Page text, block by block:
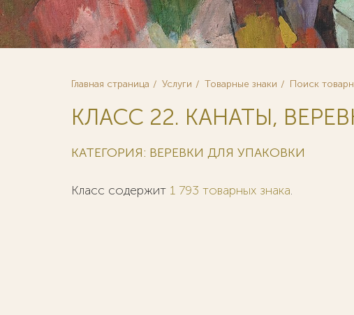
Главная страница Услуги Товарные знаки Поиск
КЛАСС 22. КАНАТЫ,
КАТЕГОРИЯ: ВЕРЕВКИ ДЛЯ УПАКОВКИ
Класс содержит 1 793 товарных знака.